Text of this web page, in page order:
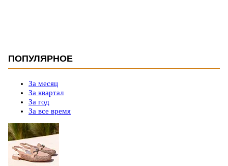
ПОПУЛЯРНОЕ
За месяц
За квартал
За год
За все время